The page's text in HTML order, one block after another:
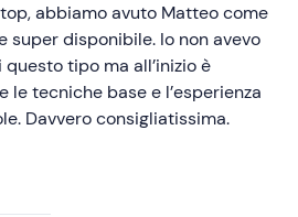
abbiamo avuto Matteo come
super disponibile. Io non avevo
tipo ma all’inizio è
le tecniche base e l’esperienza
Davvero consigliatissima.